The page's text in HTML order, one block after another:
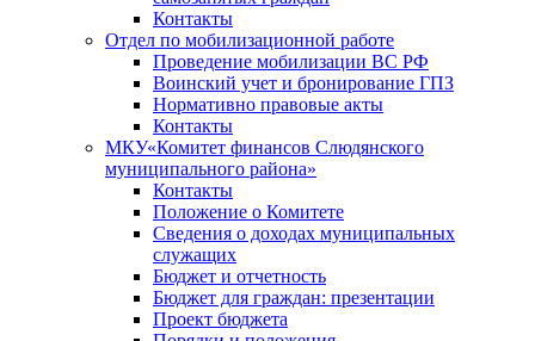
Контакты
Отдел по мобилизационной работе
Проведение мобилизации ВС РФ
Воинский учет и бронирование ГПЗ
Нормативно правовые акты
Контакты
МКУ«Комитет финансов Слюдянского
муниципального района»
Контакты
Положение о Комитете
Сведения о доходах муниципальных
служащих
Бюджет и отчетность
Бюджет для граждан: презентации
Проект бюджета